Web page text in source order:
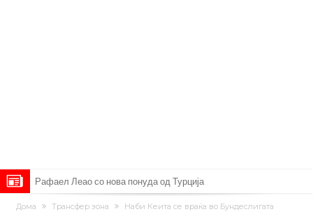
Рафаел Леао со нова понуда од Турција
Тикет на денот (петок, 07.08.2026)
Дома Трансфер зона Наби Кеита се враќа во Бундеслигата